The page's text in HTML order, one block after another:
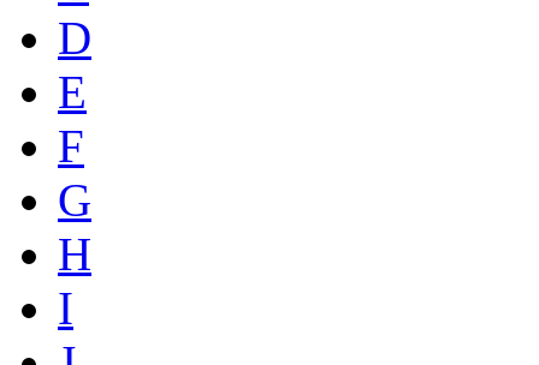
D
E
F
G
H
I